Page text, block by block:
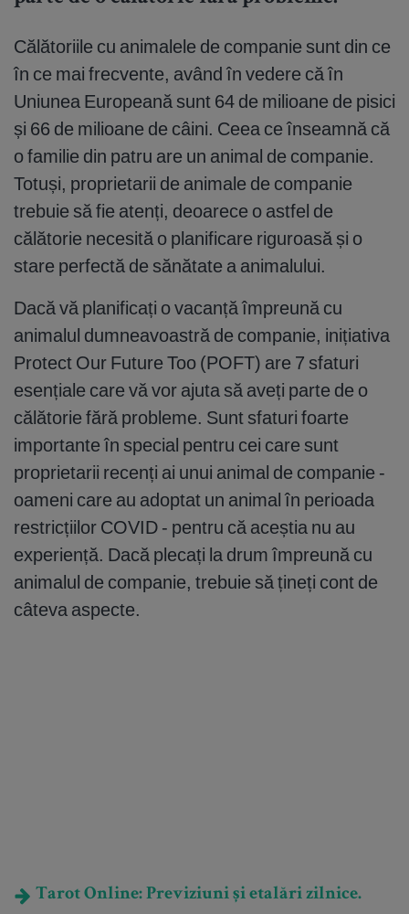
Călătoriile cu animalele de companie sunt din ce
în ce mai frecvente, având în vedere că în
Uniunea Europeană sunt 64 de milioane de pisici
și 66 de milioane de câini. Ceea ce înseamnă că
o familie din patru are un animal de companie.
Totuși, proprietarii de animale de companie
trebuie să fie atenți, deoarece o astfel de
călătorie necesită o planificare riguroasă și o
stare perfectă de sănătate a animalului.
Dacă vă planificați o vacanță împreună cu
animalul dumneavoastră de companie, inițiativa
Protect Our Future Too (POFT) are 7 sfaturi
esențiale care vă vor ajuta să aveți parte de o
călătorie fără probleme. Sunt sfaturi foarte
importante în special pentru cei care sunt
proprietarii recenți ai unui animal de companie -
oameni care au adoptat un animal în perioada
restricțiilor COVID - pentru că aceștia nu au
experiență. Dacă plecați la drum împreună cu
animalul de companie, trebuie să țineți cont de
câteva aspecte.
Tarot Online: Previziuni și etalări zilnice.